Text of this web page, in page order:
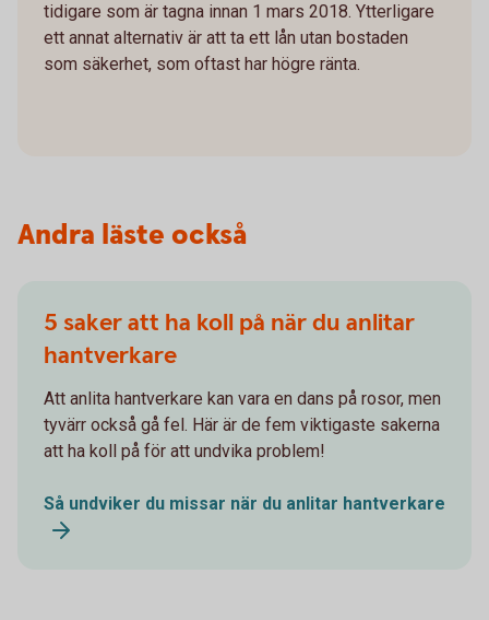
tidigare som är tagna innan 1 mars 2018. Ytterligare
ett annat alternativ är att ta ett lån utan bostaden
som säkerhet, som oftast har högre ränta.
Andra läste också
5 saker att ha koll på när du anlitar
hantverkare
Att anlita hantverkare kan vara en dans på rosor, men
tyvärr också gå fel. Här är de fem viktigaste sakerna
att ha koll på för att undvika problem!
Så undviker du missar när du anlitar hantverkare